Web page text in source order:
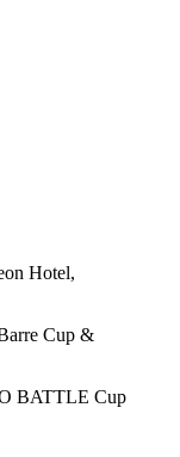
Hotel,
Cup &
BATTLE Cup